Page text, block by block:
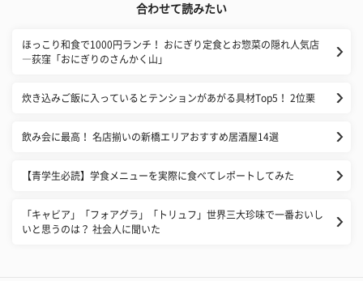
合わせて読みたい
ほっこり和食で1000円ランチ！ おにぎり定食とお惣菜の隠れ人気店
―荻窪「おにぎりのさんかく山」
炊き込みご飯に入っているとテンションがあがる具材Top5！ 2位栗
飲み会に最高！ 名店揃いの新橋エリアおすすめ居酒屋14選
【青学生必読】学食メニューを実際に食べてレポートしてみた
「キャビア」「フォアグラ」「トリュフ」世界三大珍味で一番おいし
いと思うのは？ 社会人に聞いた